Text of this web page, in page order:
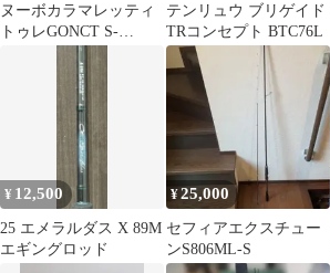
ヌーボカラマレッティ
トゥレGONCT S-
テンリュウ ブリゲイド
TRコンセプト BTC76L
¥ 12,500
25 エメラルダス X 89M
エギングロッド
¥25,000
セフィアエクスチュー
ンS806ML-S